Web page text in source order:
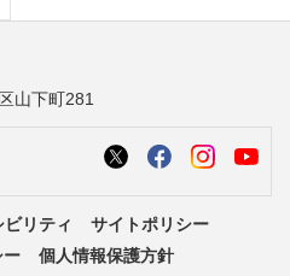
山下町281
リティ
サイトポリシー
ー
個人情報保護方針